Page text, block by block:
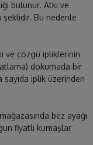
bulunur. Atkı ve
şeklidir. Bu nedenle
ve çözgü ipliklerinin
dokumada bir
iplik üzerinden
bez ayağı
fiyatlı kumaşlar